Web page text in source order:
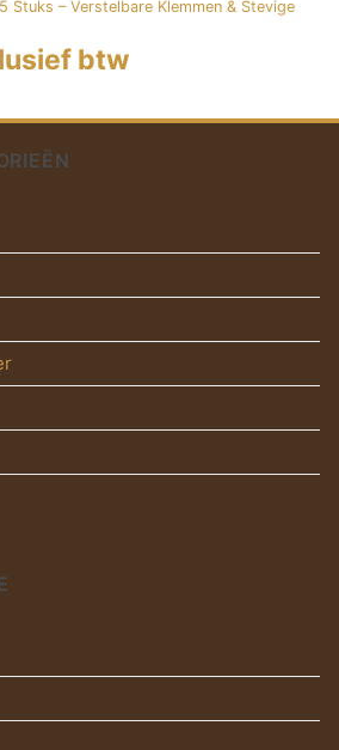
Stuks – Verstelbare Klemmen & Stevige
btw